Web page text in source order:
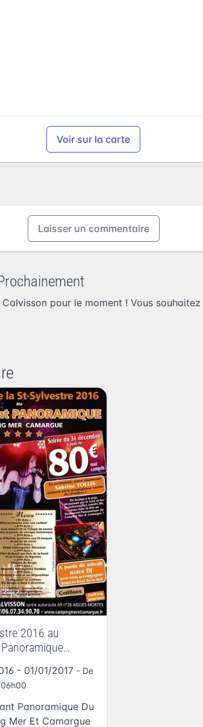
Voir sur la carte
Laisser un commentaire
pour le moment ! Vous souhaitez
2016 au
- 01/01/2017 - De
Panoramique Du
Mer Et Camargue